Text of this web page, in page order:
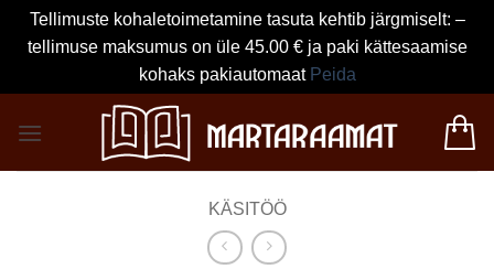
Tellimuste kohaletoimetamine tasuta kehtib järgmiselt: –
tellimuse maksumus on üle 45.00 € ja paki kättesaamise
kohaks pakiautomaat Peida
KÄSITÖÖ